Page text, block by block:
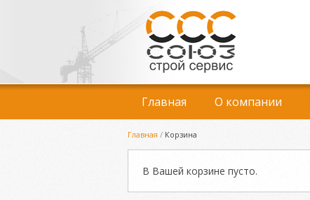
Главная О компании
Главная / Корзина
В Вашей корзине пусто.